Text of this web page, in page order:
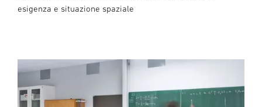
esigenza e situazione spaziale